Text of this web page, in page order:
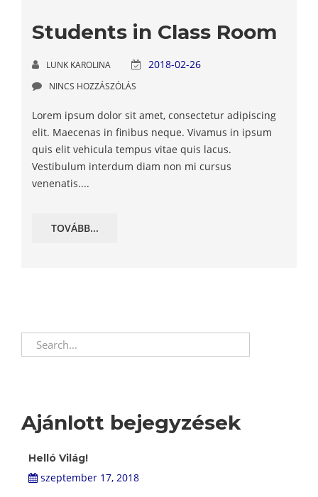
Students in Class Room
LUNK KAROLINA 2018-02-26
NINCS HOZZÁSZÓLÁS
Lorem ipsum dolor sit amet, consectetur adipiscing
elit. Maecenas in finibus neque. Vivamus in ipsum
quis elit vehicula tempus vitae quis lacus.
Vestibulum interdum diam non mi cursus
venenatis....
TOVÁBB...
Ajánlott bejegyzések
Helló Világ!
szeptember 17, 2018